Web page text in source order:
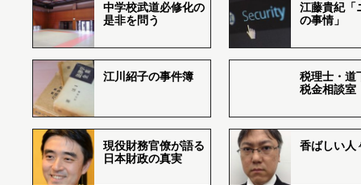
中学校武道必修化の
是非を問う
江藤貴紀「
の事情」
江川紹子の事件簿
税理士・道
税金相談室
現役財務官僚が語る
日本財政の真実
香ばしい